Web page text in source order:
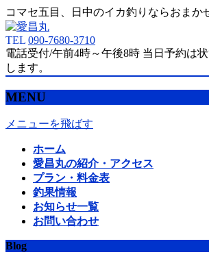
コマセ五目、日中のイカ釣りならおまか
TEL 090-7680-3710
電話受付/午前4時～午後8時 当日予約は
します。
MENU
メニューを飛ばす
ホーム
愛昌丸の紹介・アクセス
プラン・料金表
釣果情報
お知らせ一覧
お問い合わせ
Blog